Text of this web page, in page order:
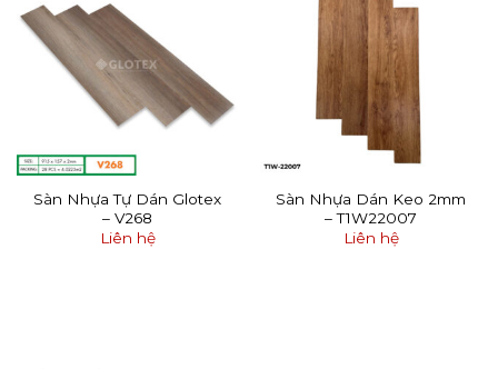
Sàn Nhựa Tự Dán Glotex
– V268
Liên hệ
Sàn Nhựa Dán Keo 2mm
– T1W22007
Liên hệ